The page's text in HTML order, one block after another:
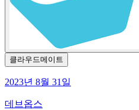
클라우드메이트
2023년 8월 31일
데브옵스